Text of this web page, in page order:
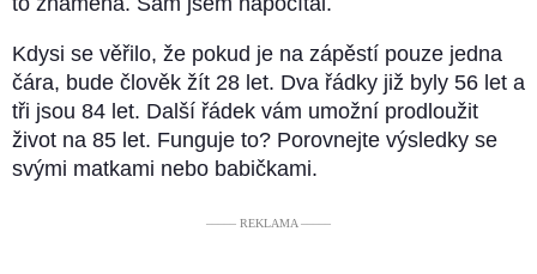
Kdysi se věřilo, že pokud je na zápěstí pouze jedna
čára, bude člověk žít 28 let. Dva řádky již byly 56 let a
tři jsou 84 let. Další řádek vám umožní prodloužit
život na 85 let. Funguje to? Porovnejte výsledky se
svými matkami nebo babičkami.
––––– REKLAMA –––––